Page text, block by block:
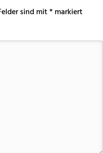
sind mit*markiert